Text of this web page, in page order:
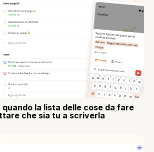
quando la lista delle cose da fare
che sia tu a scriverla